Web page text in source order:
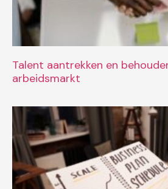
Talent aantrekken en
arbeidsmarkt